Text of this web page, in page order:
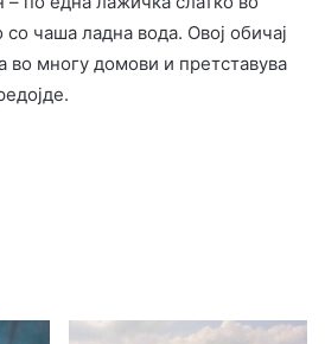
чаша ладна вода. Овој обичај
во многу домови и претставува